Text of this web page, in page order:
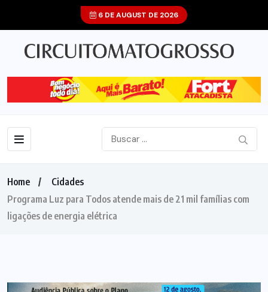
6 DE AUGUST DE 2026
Home
Cidades
Programa Luz para Todos atende mais de 21 mil famílias com
ligações de energia elétrica